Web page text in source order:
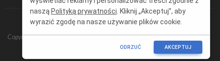
Copyright ©KotRabatowy.plWszelkie prawa zastrzeżone.
naszą Polityką prywatności . Kliknij „Akceptuj”, aby
wyrazić zgodę na nasze używanie plików cookie.
ODRZUĆ AKCEPTUJ